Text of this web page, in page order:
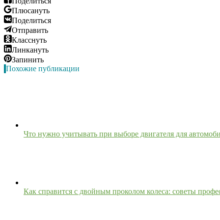
Плюсануть
Поделиться
Отправить
Класснуть
Линкануть
Запинить
Похожие публикации
Что нужно учитывать при выборе двигателя для
Как справится с двойным проколом колеса: советы